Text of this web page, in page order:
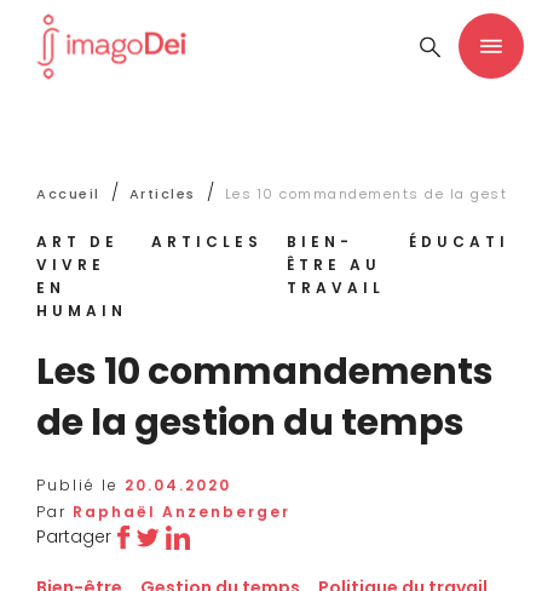
Accueil / Articles / Les 10 commandements de la gestion
ART DE
VIVRE
EN
HUMAIN
ARTICLES
BIEN-
ÊTRE AU
TRAVAIL
ÉDUCATION
Les 10 commandements
de la gestion du temps
Publié le 20.04.2020
Par Raphaël Anzenberger
Partager